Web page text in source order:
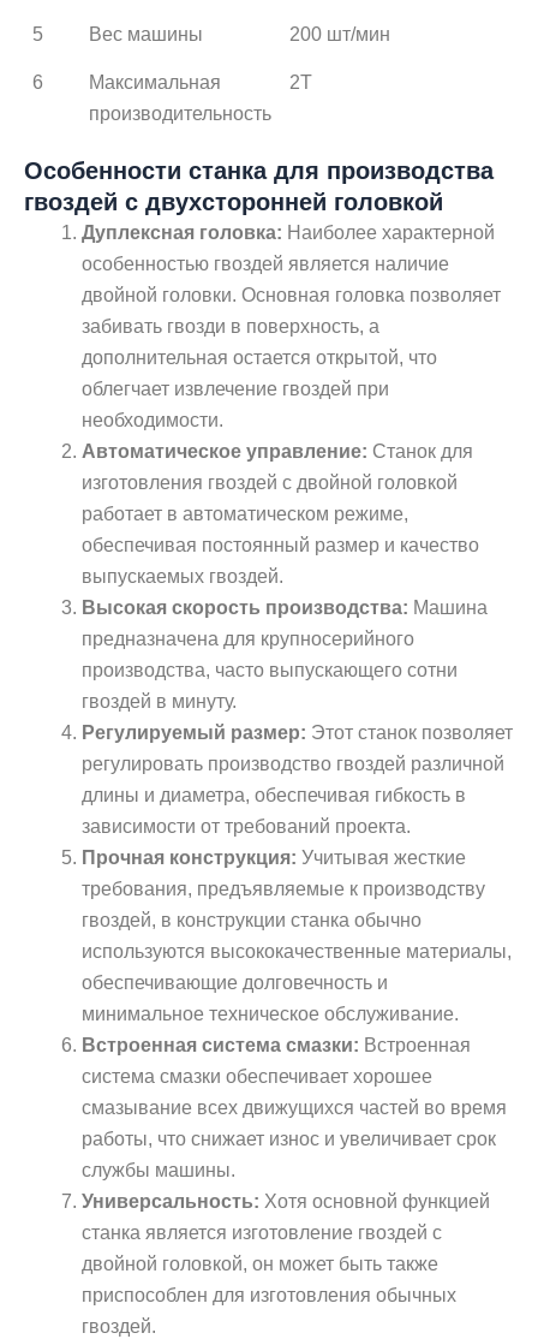
5 Вес машины 200 шт/мин
6
Максимальная
производительность
2T
Особенности станка для производства
гвоздей с двухсторонней головкой
Дуплексная головка: Наиболее характерной
особенностью гвоздей является наличие
двойной головки. Основная головка позволяет
забивать гвозди в поверхность, а
дополнительная остается открытой, что
облегчает извлечение гвоздей при
необходимости.
Автоматическое управление: Станок для
изготовления гвоздей с двойной головкой
работает в автоматическом режиме,
обеспечивая постоянный размер и качество
выпускаемых гвоздей.
Высокая скорость производства: Машина
предназначена для крупносерийного
производства, часто выпускающего сотни
гвоздей в минуту.
Регулируемый размер: Этот станок позволяет
регулировать производство гвоздей различной
длины и диаметра, обеспечивая гибкость в
зависимости от требований проекта.
Прочная конструкция: Учитывая жесткие
требования, предъявляемые к производству
гвоздей, в конструкции станка обычно
используются высококачественные материалы,
обеспечивающие долговечность и
минимальное техническое обслуживание.
Встроенная система смазки: Встроенная
система смазки обеспечивает хорошее
смазывание всех движущихся частей во время
работы, что снижает износ и увеличивает срок
службы машины.
Универсальность: Хотя основной функцией
станка является изготовление гвоздей с
двойной головкой, он может быть также
приспособлен для изготовления обычных
гвоздей.